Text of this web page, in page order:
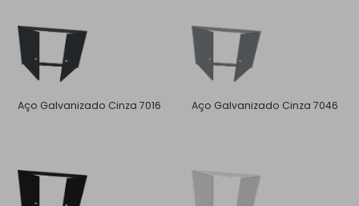
Aço Galvanizado Cinza 7016 Aço Galvanizado Cinza 7046